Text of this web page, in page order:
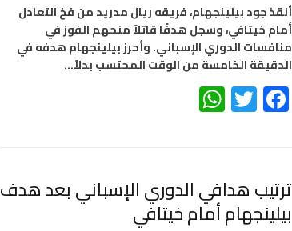
أنقذ جود بيلينجهام، فريقه ريال مدريد من فخ التعادل
أمام خيتافي، وسجل هدفًا قاتلاً منحهم الفوز في
منافسات الدوري الإسباني. وأحرز بيلينجهام هدفه في
الدقيقة الخامسة من الوقت المحتسب بدلاً…
Facebook
Twitter
ترتيب هدافي الدوري الإسباني بعد هدف
بيلينجهام أمام خيتافي